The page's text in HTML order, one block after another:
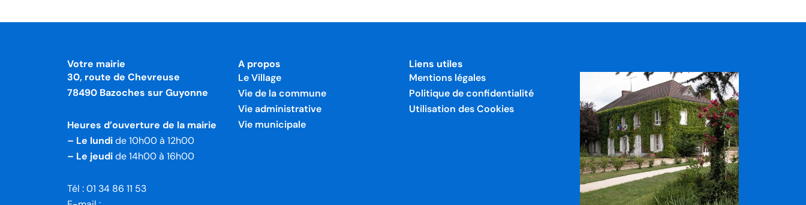
Votre mairie
30, route de Chevreuse
78490 Bazoches sur Guyonne
Heures d’ouverture de la mairie
– Le lundide 10h00 à 12h00
– Le jeudide 14h00 à 16h00
Tél : 01 34 86 11 53
A propos
Le Village
Vie de la commune
Vie administrative
Vie municipale
Liens utiles
Mentions légales
Politique de confidentialité
Utilisation des Cookies